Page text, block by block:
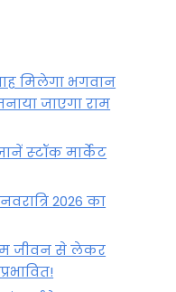
मिलेगा भगवान
जाएगा राम
स्‍टॉक मार्केट
2026 का
जीवन से लेकर